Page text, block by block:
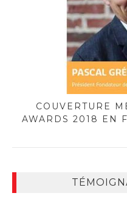
COUVERTURE
AWARDS 2018 EN